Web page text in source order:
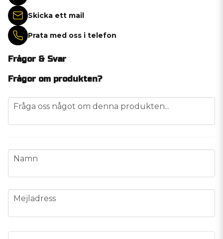
Skicka ett mail
Prata med oss i telefon
Frågor & Svar
Frågor om produkten?
question
Fråga oss något om denna produkten...
name
Namn
email
Mejladress